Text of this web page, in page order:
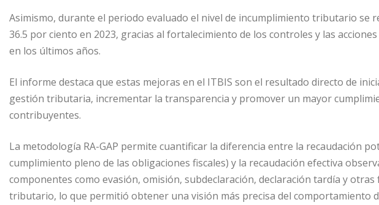
r
Asimismo, durante el periodo evaluado el nivel de incumplimiento tributario se
36.5 por ciento en 2023, gracias al fortalecimiento de los controles y las
en los últimos años.
El informe destaca que estas mejoras en el ITBIS son el resultado directo de
gestión tributaria, incrementar la transparencia y promover un mayor
contribuyentes.
La metodología RA-GAP permite cuantificar la diferencia entre la recaudación
cumplimiento pleno de las obligaciones fiscales) y la recaudación efectiva
componentes como evasión, omisión, subdeclaración, declaración tardía y
tributario, lo que permitió obtener una visión más precisa del comportamiento